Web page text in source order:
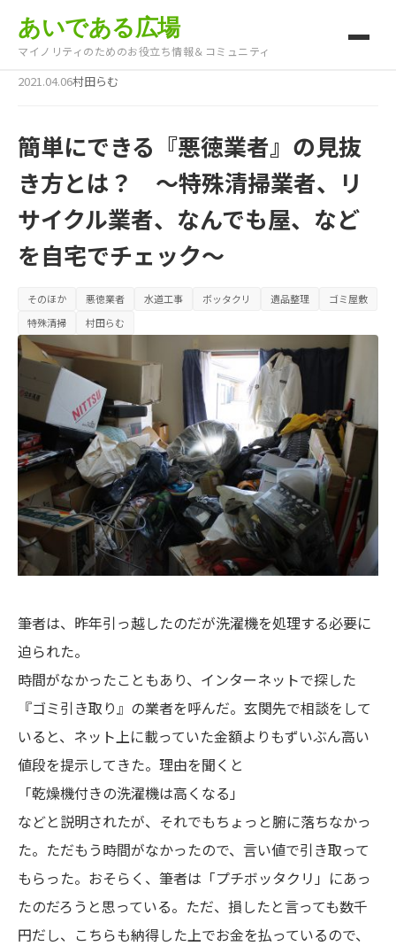
あいである広場
マイノリティのためのお役立ち情報＆コミュニティ
2021.04.06村田らむ
簡単にできる『悪徳業者』の見抜
き方とは？ ～特殊清掃業者、リ
サイクル業者、なんでも屋、など
を自宅でチェック～
そのほか 悪徳業者 水道工事 ボッタクリ 遺品整理
ゴミ屋敷
特殊清掃
村田らむ
筆者は、昨年引っ越したのだが洗濯機を処理する必要に
迫られた。
時間がなかったこともあり、インターネットで探した
『ゴミ引き取り』の業者を呼んだ。玄関先で相談をして
いると、ネット上に載っていた金額よりもずいぶん高い
値段を提示してきた。理由を聞くと
「乾燥機付きの洗濯機は高くなる」
などと説明されたが、それでもちょっと腑に落ちなかっ
た。ただもう時間がなかったので、言い値で引き取って
もらった。おそらく、筆者は「プチボッタクリ」にあっ
たのだろうと思っている。ただ、損したと言っても数千
円だし、こちらも納得した上でお金を払っているので、